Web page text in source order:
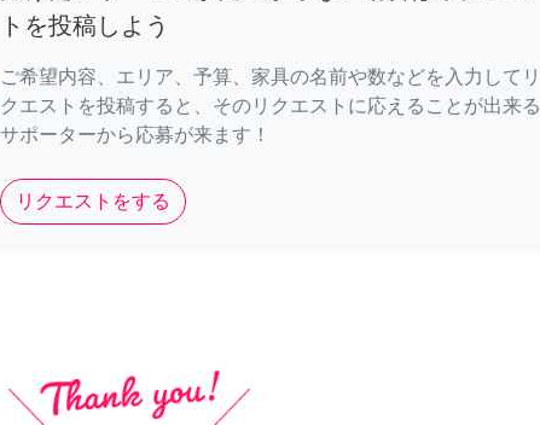
トを投稿しよう
ご希望内容、エリア、予算、家具の名前や数などを入力してリ
クエストを投稿すると、そのリクエストに応えることが出来る
サポーターから応募が来ます！
リクエストをする